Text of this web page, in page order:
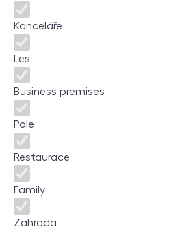
Kanceláře
Les
Business premises
Pole
Restaurace
Family
Zahrada